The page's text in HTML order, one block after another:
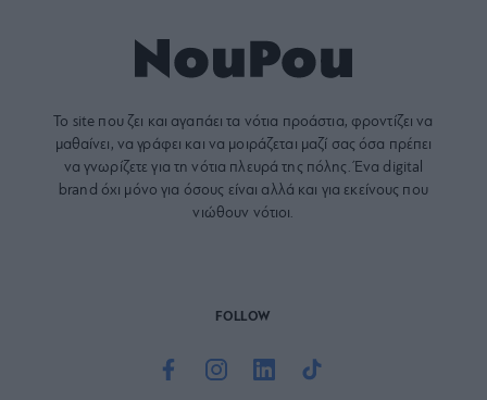
Το site που ζει και αγαπάει τα νότια προάστια, φροντίζει να
μαθαίνει, να γράφει και να μοιράζεται μαζί σας όσα πρέπει
να γνωρίζετε για τη νότια πλευρά της πόλης. Ένα digital
brand όχι μόνο για όσους είναι αλλά και για εκείνους που
νιώθουν νότιοι.
FOLLOW